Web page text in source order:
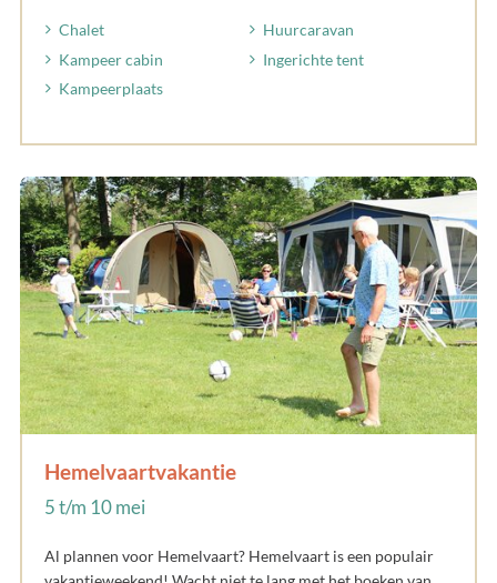
Chalet
Huurcaravan
Kampeer cabin
Ingerichte tent
Kampeerplaats
Hemelvaartvakantie
5 t/m 10 mei
Al plannen voor Hemelvaart? Hemelvaart is een populair